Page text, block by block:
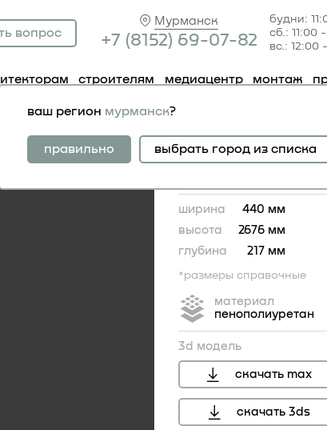
Мурманск
+7 (81 52) 69-07-82
будни:
сб.: 11:00
вс.: 12:00
вопрос
строителям медиацентр монтаж
ваш регион мурманск?
правильно выбрать город из списка
полуколонна
полуколонна
ширина
440 мм
высота
2676 мм
глубина
217 мм
*размеры справочные
материал
пенополиуретан
3d модель
скачать max
скачать 3ds